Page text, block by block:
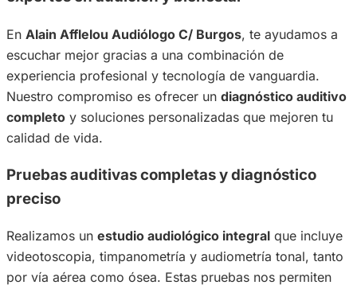
En Alain Afflelou Audiólogo C/ Burgos, te ayudamos a
escuchar mejor gracias a una combinación de
experiencia profesional y tecnología de vanguardia.
Nuestro compromiso es ofrecer un diagnóstico auditivo
completo y soluciones personalizadas que mejoren tu
calidad de vida.
Pruebas auditivas completas y diagnóstico
preciso
Realizamos un estudio audiológico integral que incluye
videotoscopia, timpanometría y audiometría tonal, tanto
por vía aérea como ósea. Estas pruebas nos permiten